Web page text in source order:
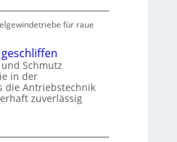
für raue
Schmutz
in der
die Antriebstechnik
zuverlässig